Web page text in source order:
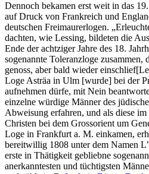
Dennoch bekamen erst weit in das
auf Druck von Frankreich und
deutschen Freimaurerlogen.
dachten, wie Lessing, bildeten die
Ende der achtziger Jahre des 18.
sogenannte Toleranzloge zusammen,
genoss, aber bald wieder
Loge Asträa in Ulm [wurde] bei der
aufnehmen dürfe, mit Nein
einzelne würdige Männer des
Abweisung erfahren, und als diese
Christen bei dem Grossorient um
Loge in Frankfurt a. M. einkamen,
bereitwillig 1808 unter dem Namen
erste in Thätigkeit gebliebne
anerkanntesten und tüchtigsten